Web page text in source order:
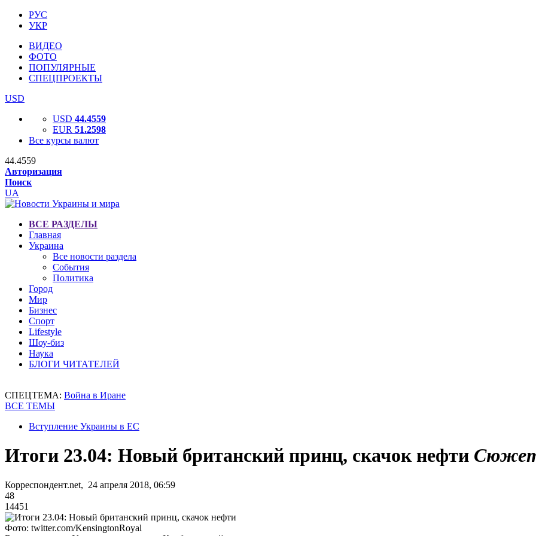
РУС
УКР
ВИДЕО
ФОТО
ПОПУЛЯРНЫЕ
СПЕЦПРОЕКТЫ
USD
USD 44.4559
EUR 51.2598
Все курсы валют
44.4559
Авторизация
Поиск
UA
ВСЕ РАЗДЕЛЫ
Главная
Украина
Все новости раздела
События
Политика
Город
Мир
Бизнес
Спорт
Lifestyle
Шоу-биз
Наука
БЛОГИ ЧИТАТЕЛЕЙ
СПЕЦТЕМА: Война в Иране
ВСЕ ТЕМЫ
Вступление Украины в ЕС
Итоги 23.04: Новый британский принц, скачок нефти
Корреспондент.net, 24 апреля 2018, 06:59
48
14451
Фото: twitter.com/KensingtonRoyal